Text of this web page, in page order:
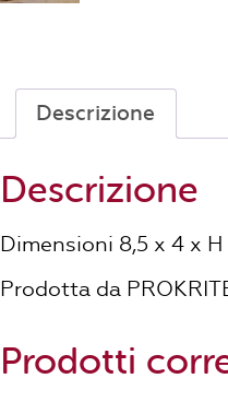
Descrizione
Descrizione
Dimensioni 8,5 x 4 x H
Prodotta da
Prodotti